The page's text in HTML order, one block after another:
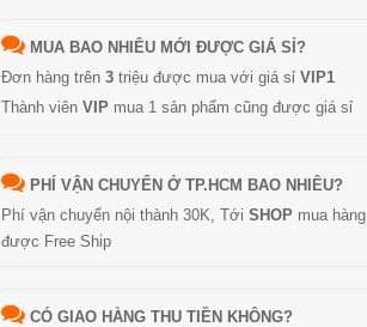
MUA BAO NHIÊU MỚI ĐƯỢC GIÁ SỈ?
Đơn hàng trên 3 triệu được mua với giá sỉ VIP1
Thành viên VIP mua 1 sản phẩm cũng được giá sỉ
PHÍ VẬN CHUYỂN Ở TP.HCM BAO NHIÊU?
Phí vận chuyển nội thành 30K, Tới SHOP mua hàng
được Free Ship
CÓ GIAO HÀNG THU TIỀN KHÔNG?